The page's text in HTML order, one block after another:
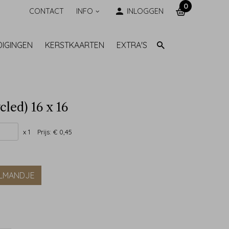
CONTACT INFO INLOGGEN
0
KERSTKAARTEN EXTRA'S
16 x 16
x 1 Prijs:€ 0,45